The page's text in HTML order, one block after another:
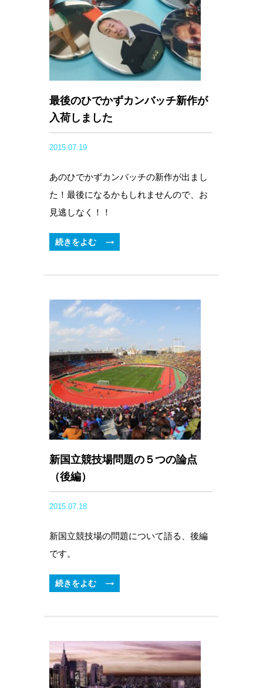
最後のひでかずカンバッチ新作が
入荷しました
2015.07.19
あのひでかずカンバッチの新作が出まし
た！最後になるかもしれませんので、お
見逃しなく！！
続きをよむ
新国立競技場問題の５つの論点
（後編）
2015.07.18
新国立競技場の問題について語る、後編
です。
続きをよむ